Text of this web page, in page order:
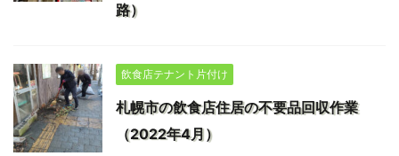
路）
飲食店テナント片付け
札幌市の飲食店住居の不要品回収作業
（2022年4月）